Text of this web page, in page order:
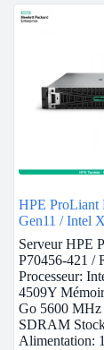
HPE ProLiant
Gen11 / Intel
/ 32GB
Serveur HPE
P70456-421 /
Processeur:
4509Y
Go 5600
SDRAM
Alimentation: